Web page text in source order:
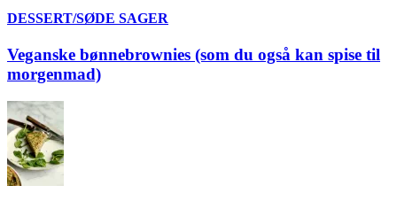
DESSERT/SØDE SAGER
Veganske bønnebrownies (som du også kan spise til
morgenmad)